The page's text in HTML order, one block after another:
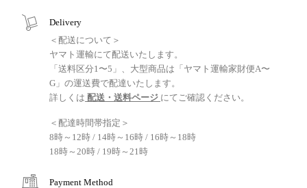
Delivery
＜配送について＞
ヤマト運輸にて配送いたします。
「送料区分1〜5」、大型商品は「ヤマト運輸家財便A〜
G」の運送費で配達いたします。
詳しくは 配送・送料ページ にてご確認ください。
＜配達時間帯指定＞
8時～12時 / 14時～16時 / 16時～18時
18時～20時 / 19時～21時
Payment Method